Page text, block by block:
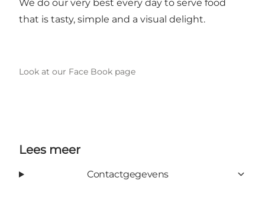
We do our very best every day to serve food
that is tasty, simple and a visual delight.
Look at our Face Book page
Lees meer
Contactgegevens